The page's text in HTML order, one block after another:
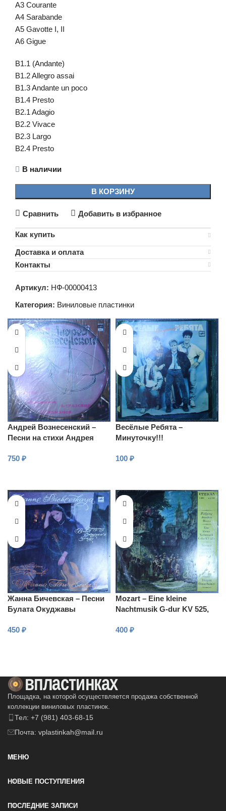
A3 Courante
A4 Sarabande
A5 Gavotte I, II
A6 Gigue
B1.1 (Andante)
B1.2 Allegro assai
B1.3 Andante un poco
B1.4 Presto
B2.1 Adagio
B2.2 Vivace
B2.3 Largo
B2.4 Presto
В наличии
В КОРЗИНУ
Сравнить Добавить в избранное
Как купить
Доставка и оплата
Контакты
Артикул: НФ-00000413
Категория: Виниловые пластинки
Андрей Вознесенский –
Песни на стихи Андрея
750 ₽
Весёлые Ребята –
Минуточку!!!
100 ₽
Жанна Бичевская – Песни
Булата Окуджавы
450 ₽
Mozart – Eine kleine
Nachtmusik G-dur KV 525,
400 ₽
Площадка, на которой осуществляется продажа собственной
коллекции виниловых пластинок.
Тел: +7 (981) 403-68-15
Почта: vplastinkah@mail.ru
МЕНЮ
НОВЫЕ ПОСТУПЛЕНИЯ
ПОСЛЕДНИЕ ЗАПИСИ